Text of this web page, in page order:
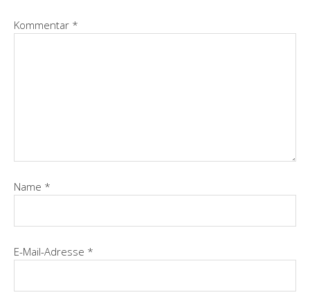
Kommentar *
Name *
E-Mail-Adresse *